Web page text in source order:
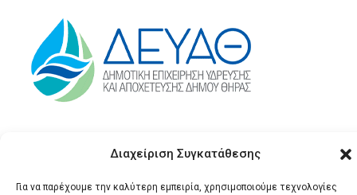
Διαχείριση Συγκατάθεσης
Για να παρέχουμε την καλύτερη εμπειρία, χρησιμοποιούμε τεχνολογίες